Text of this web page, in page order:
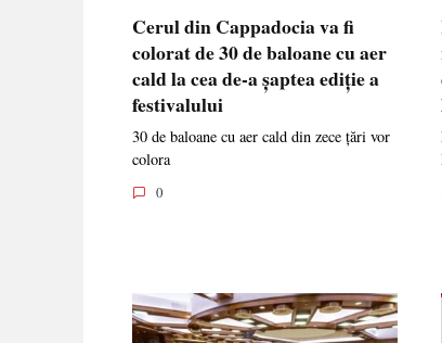
Cerul din Cappadocia va fi
colorat de 30 de baloane cu aer
cald la cea de-a șaptea ediție a
festivalului
30 de baloane cu aer cald din zece țări vor
colora
0